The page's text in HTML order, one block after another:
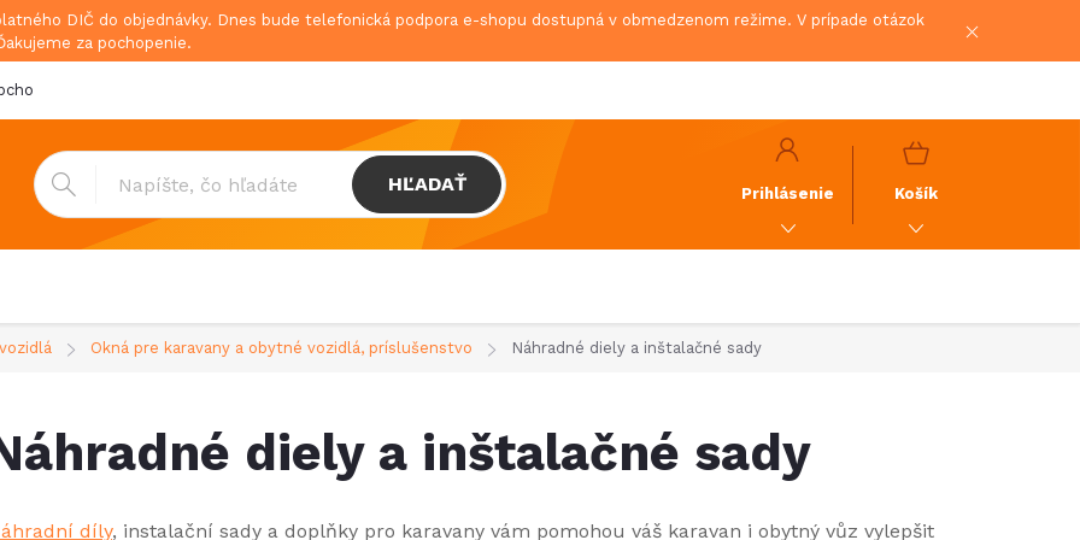
DIČ do objednávky. Dnes bude telefonická podpora e-shopu dostupná v obmedzenom režime. V prípade otázok
za pochopenie.
podmienky
HĽADAŤ Prihlásenie
NÁKUPNÝ
Košík
Okná pre karavany a obytné vozidlá, príslušenstvo Náhradné diely a inštalačné sady
diely a inštalačné sady
díly, instalační sady a doplňky pro karavany vám pomohou váš karavan i obytný vůz vylepšit